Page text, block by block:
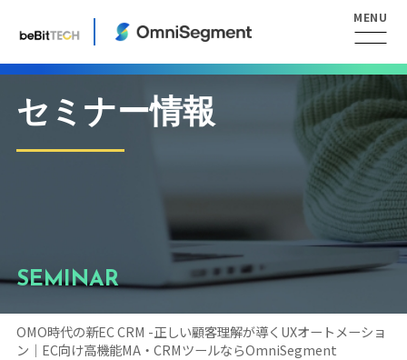
セミナー情報
SEMINAR
OMO時代の新EC CRM -正しい顧客理解が導くUXオートメーショ
ン｜EC向け高機能MA・CRMツールならOmniSegment